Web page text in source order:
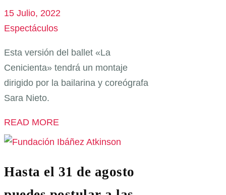
15 Julio, 2022
Espectáculos
Esta versión del ballet «La
Cenicienta» tendrá un montaje
dirigido por la bailarina y coreógrafa
Sara Nieto.
READ MORE
Hasta el 31 de agosto